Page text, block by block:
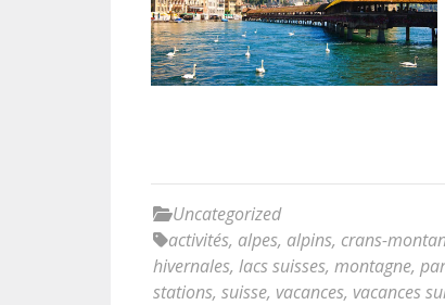
Uncategorized
activités, alpes, alpins, crans-
hivernales, lacs suisses, montagne,
stations, suisse, vacances, vacances